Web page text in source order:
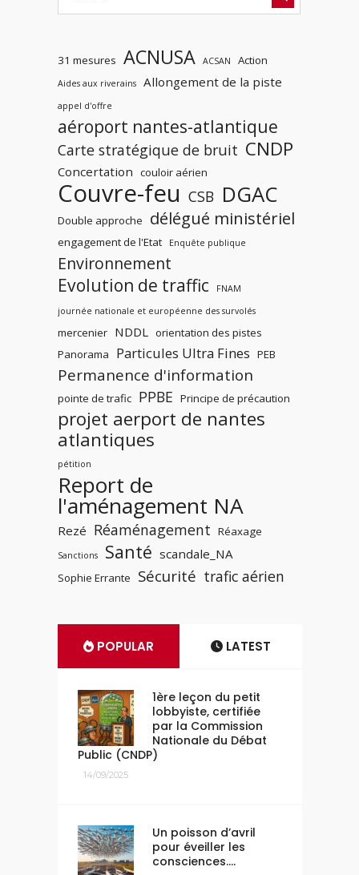
31 mesures ACNUSA ACSAN Action
Aides aux riverains Allongement de la piste
appel d'offre
aéroport nantes-atlantique
Carte stratégique de bruit CNDP
Concertation couloir aérien
Couvre-feu CSB DGAC
Double approche délégué ministériel
engagement de l'Etat Enquête publique
Environnement
Evolution de traffic
FNAM
journée nationale et européenne des survolés
mercenier NDDL
orientation des pistes
Panorama
Particules Ultra Fines PEB
Permanence d'information
pointe de trafic PPBE Principe de précaution
projet aerport de nantes
atlantiques
pétition
Report de
l'aménagement NA
Rezé Réaménagement Réaxage
Sanctions Santé scandale_NA
Sophie Errante Sécurité trafic aérien
POPULAR LATEST
1ère leçon du petit
lobbyiste, certifiée
par la Commission
Nationale du Débat
Public (CNDP)
14/09/2025
Un poisson d’avril
pour éveiller les
consciences….